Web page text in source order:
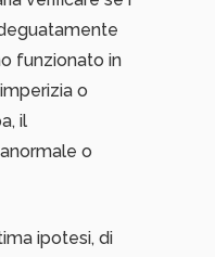
funzionato in
o
il
o
ipotesi, di